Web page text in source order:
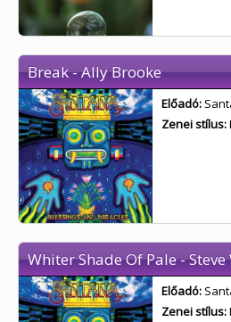
Break - Ally Brooke
Előadó:
Zenei stílus:
Whiter Shade Of Pale -
Előadó:
Zenei stílus: